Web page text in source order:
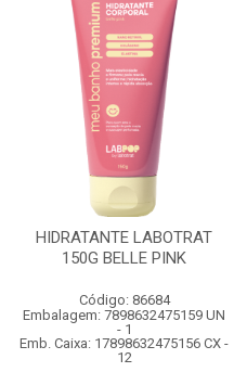
HIDRATANTE LABOTRAT
150G BELLE PINK
Código: 86684
Embalagem: 7898632475159 UN
- 1
Emb. Caixa: 17898632475156 CX -
12